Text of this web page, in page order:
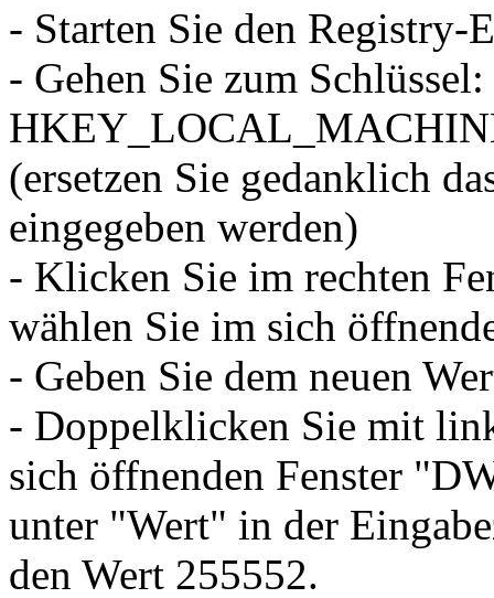
- Starten Sie den
- Gehen Sie zum Schlüssel:
(ersetzen Sie gedanklich
eingegeben werden)
- Klicken Sie im rechten
wählen Sie im sich
- Geben Sie dem neuen
- Doppelklicken Sie mit
sich öffnenden Fenster
unter "Wert" in der
den Wert 255552.